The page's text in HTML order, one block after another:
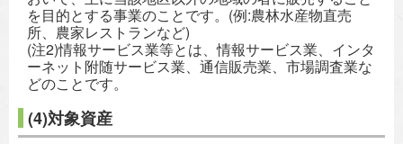
を目的とする事業のことです。(例:農林水産物直売
所、農家レストランなど)
(注2)情報サービス業等とは、情報サービス業、インタ
ーネット附随サービス業、通信販売業、市場調査業な
どのことです。
(4)対象資産